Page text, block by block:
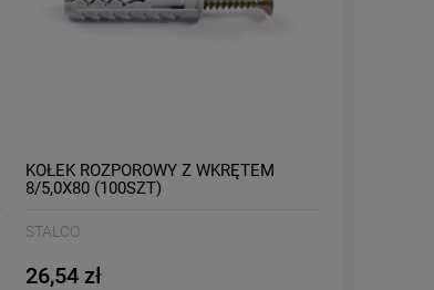
KOŁEK ROZPOROWY Z WKRĘTEM
8/5,0X80 (100SZT)
STALCO
26,54 zł